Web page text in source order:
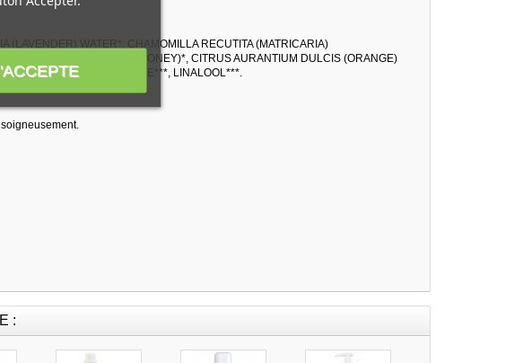
(LAVENDER) WATER*, CHAMOMILLA RECUTITA (MATRICARIA)
CHLORIDE, MEL (HONEY)*, CITRUS AURANTIUM DULCIS (ORANGE)
LACTIC ACID, LIMONENE***, LINALOOL***.
: